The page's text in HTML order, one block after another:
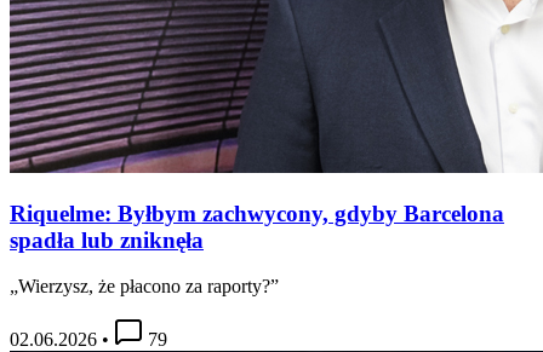
Riquelme: Byłbym zachwycony, gdyby Barcelona
spadła lub zniknęła
„Wierzysz, że płacono za raporty?”
02.06.2026 • 79